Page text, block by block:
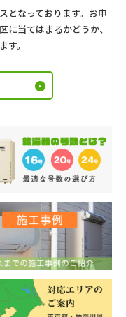
となっております。お申
に当てはまるかどうか、
。